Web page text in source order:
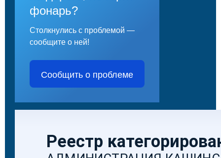
фонарь?
Столкнулись с проблемой —
сообщите о ней!
Сообщить о проблеме